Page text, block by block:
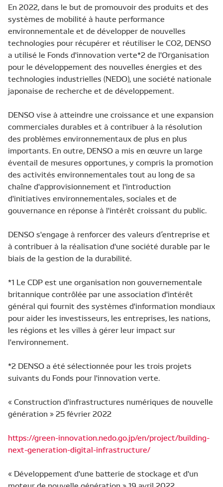
En 2022, dans le but de promouvoir des produits et des
systèmes de mobilité à haute performance
environnementale et de développer de nouvelles
technologies pour récupérer et réutiliser le CO2, DENSO
a utilisé le Fonds d'innovation verte*2 de l'Organisation
pour le développement des nouvelles énergies et des
technologies industrielles (NEDO), une société nationale
japonaise de recherche et de développement.
DENSO vise à atteindre une croissance et une expansion
commerciales durables et à contribuer à la résolution
des problèmes environnementaux de plus en plus
importants. En outre, DENSO a mis en œuvre un large
éventail de mesures opportunes, y compris la promotion
des activités environnementales tout au long de sa
chaîne d'approvisionnement et l'introduction
d'initiatives environnementales, sociales et de
gouvernance en réponse à l'intérêt croissant du public.
DENSO s'engage à renforcer des valeurs d’entreprise et
à contribuer à la réalisation d'une société durable par le
biais de la gestion de la durabilité.
*1 Le CDP est une organisation non gouvernementale
britannique contrôlée par une association d'intérêt
général qui fournit des systèmes d'information mondiaux
pour aider les investisseurs, les entreprises, les nations,
les régions et les villes à gérer leur impact sur
l'environnement.
*2 DENSO a été sélectionnée pour les trois projets
suivants du Fonds pour l'innovation verte.
« Construction d'infrastructures numériques de nouvelle
génération » 25 février 2022
https://green-innovation.nedo.go.jp/en/project/building-
next-generation-digital-infrastructure/
« Développement d'une batterie de stockage et d'un